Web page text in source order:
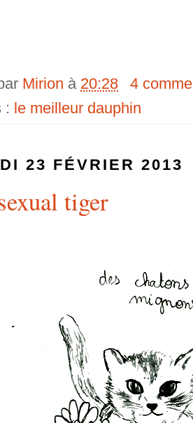
Mirion à 20:28
4
: le meilleur dauphin
23 FÉVRIER 2013
tiger